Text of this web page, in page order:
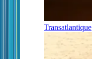
Transatlantique